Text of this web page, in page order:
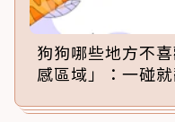
狗狗哪些地方不
感區域」：一碰